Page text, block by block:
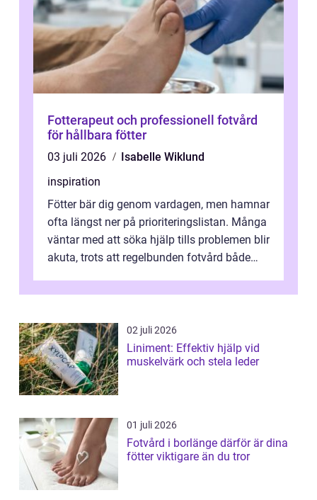
Fotterapeut och professionell fotvård
för hållbara fötter
03 juli 2026
Isabelle Wiklund
inspiration
Fötter bär dig genom vardagen, men hamnar
ofta längst ner på prioriteringslistan. Många
väntar med att söka hjälp tills problemen blir
akuta, trots att regelbunden fotvård både
02 juli 2026
Liniment: Effektiv hjälp vid
muskelvärk och stela leder
01 juli 2026
Fotvård i borlänge därför är dina
fötter viktigare än du tror